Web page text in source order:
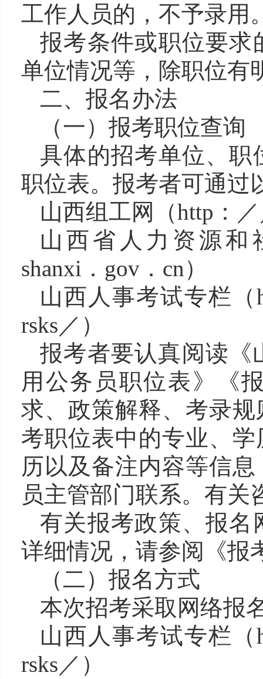
工作人员的，不予录用
报考条件或职位要求
单位情况等，除职位有
二、报名办法
（一）报考职位查询
具体的招考单位、职
职位表。报考者可通过
山西组工网（http：
山西省人力资源和
shanxi．gov．cn）
山西人事考试专栏（
rsks／）
报考者要认真阅读《
用公务员职位表》《
求、政策解释、考录
考职位表中的专业、
历以及备注内容等信
员主管部门联系。有关
有关报考政策、报名
详细情况，请参阅《报
（二）报名方式
本次招考采取网络报
山西人事考试专栏（
rsks／）